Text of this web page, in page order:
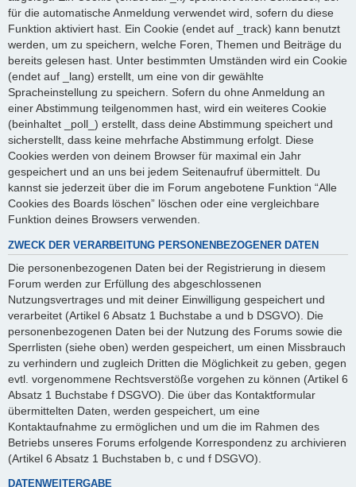
für die automatische Anmeldung verwendet wird, sofern du diese
Funktion aktiviert hast. Ein Cookie (endet auf _track) kann benutzt
werden, um zu speichern, welche Foren, Themen und Beiträge du
bereits gelesen hast. Unter bestimmten Umständen wird ein Cookie
(endet auf _lang) erstellt, um eine von dir gewählte
Spracheinstellung zu speichern. Sofern du ohne Anmeldung an
einer Abstimmung teilgenommen hast, wird ein weiteres Cookie
(beinhaltet _poll_) erstellt, dass deine Abstimmung speichert und
sicherstellt, dass keine mehrfache Abstimmung erfolgt. Diese
Cookies werden von deinem Browser für maximal ein Jahr
gespeichert und an uns bei jedem Seitenaufruf übermittelt. Du
kannst sie jederzeit über die im Forum angebotene Funktion “Alle
Cookies des Boards löschen” löschen oder eine vergleichbare
Funktion deines Browsers verwenden.
ZWECK DER VERARBEITUNG PERSONENBEZOGENER DATEN
Die personenbezogenen Daten bei der Registrierung in diesem
Forum werden zur Erfüllung des abgeschlossenen
Nutzungsvertrages und mit deiner Einwilligung gespeichert und
verarbeitet (Artikel 6 Absatz 1 Buchstabe a und b DSGVO). Die
personenbezogenen Daten bei der Nutzung des Forums sowie die
Sperrlisten (siehe oben) werden gespeichert, um einen Missbrauch
zu verhindern und zugleich Dritten die Möglichkeit zu geben, gegen
evtl. vorgenommene Rechtsverstöße vorgehen zu können (Artikel 6
Absatz 1 Buchstabe f DSGVO). Die über das Kontaktformular
übermittelten Daten, werden gespeichert, um eine
Kontaktaufnahme zu ermöglichen und um die im Rahmen des
Betriebs unseres Forums erfolgende Korrespondenz zu archivieren
(Artikel 6 Absatz 1 Buchstaben b, c und f DSGVO).
DATENWEITERGABE